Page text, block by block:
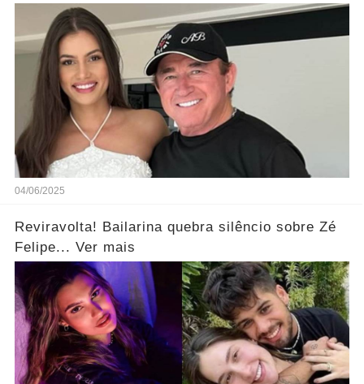
conta de ninguém'... Ver mais
04/06/2025
Reviravolta! Bailarina quebra silêncio sobre Zé
Felipe... Ver mais